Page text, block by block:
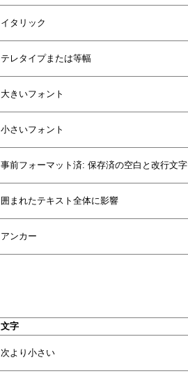
イタリック
テレタイプまたは等幅
大きいフォント
小さいフォント
事前フォーマット済: 保存済の空白と改行文
囲まれたテキスト全体に影響
アンカー
文字
次より小さい